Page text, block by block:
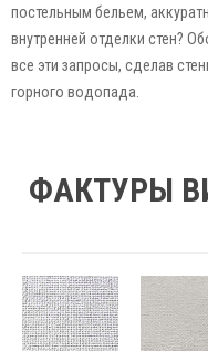
постельным бельем,
внутренней отделки стен?
все эти запросы, сделав
горного водопада.
ФАКТУРЫ